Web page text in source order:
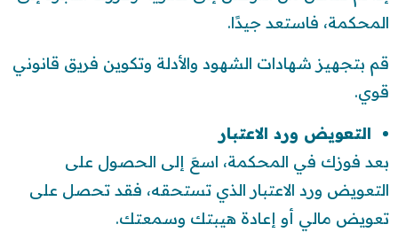
المحكمة، فاستعد جيدًا.
قم بتجهيز شهادات الشهود والأدلة وتكوين فريق قانوني
قوي.
التعويض ورد الاعتبار
بعد فوزك في المحكمة، اسعَ إلى الحصول على
التعويض ورد الاعتبار الذي تستحقه، فقد تحصل على
تعويض مالي أو إعادة هيبتك وسمعتك.